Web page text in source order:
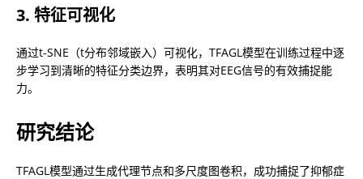
3. 特征可视化
通过t-SNE（t分布邻域嵌入）可视化，TFAGL模型在训练过程中逐
步学习到清晰的特征分类边界，表明其对EEG信号的有效捕捉能
力。
研究结论
TFAGL模型通过生成代理节点和多尺度图卷积，成功捕捉了抑郁症